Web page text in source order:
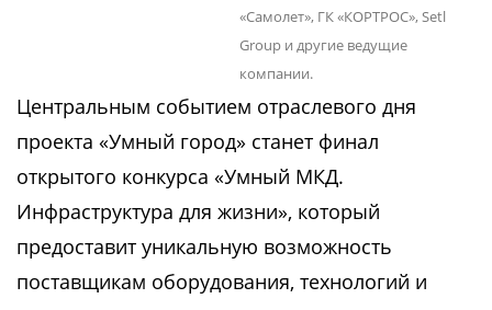
«Самолет», ГК «КОРТРОС», Setl
Group и другие ведущие
компании.
Центральным событием отраслевого дня
проекта «Умный город» станет финал
открытого конкурса «Умный МКД.
Инфраструктура для жизни», который
предоставит уникальную возможность
поставщикам оборудования, технологий и